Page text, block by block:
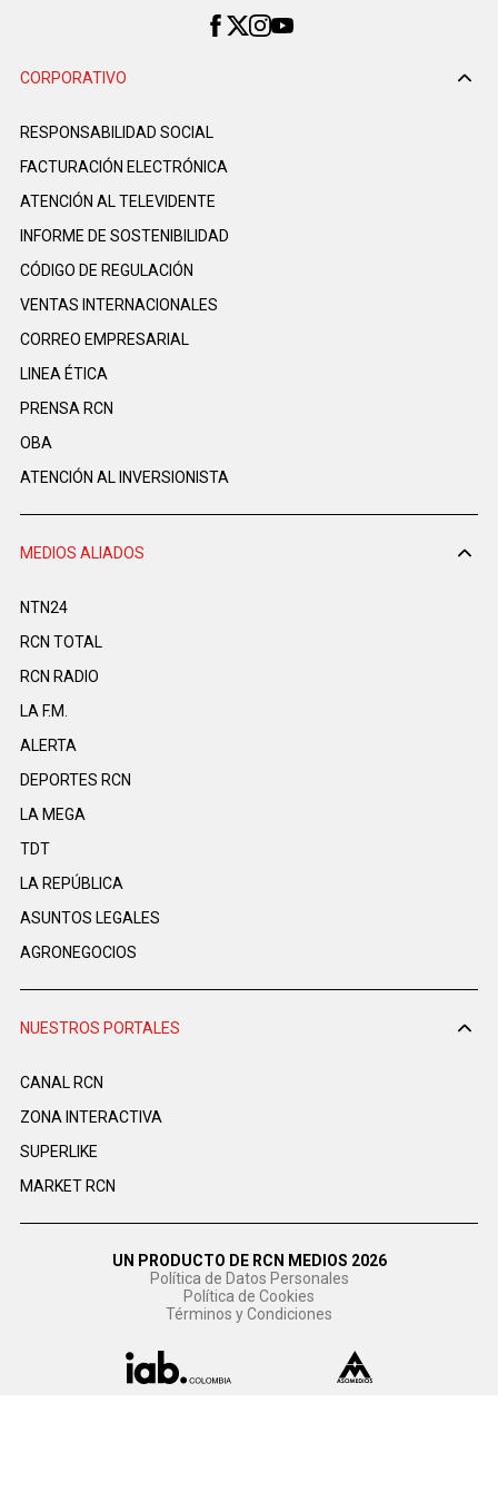
CORPORATIVO
RESPONSABILIDAD SOCIAL
FACTURACIÓN ELECTRÓNICA
ATENCIÓN AL TELEVIDENTE
INFORME DE SOSTENIBILIDAD
CÓDIGO DE REGULACIÓN
VENTAS INTERNACIONALES
CORREO EMPRESARIAL
LINEA ÉTICA
PRENSA RCN
OBA
ATENCIÓN AL INVERSIONISTA
MEDIOS ALIADOS
NTN24
RCN TOTAL
RCN RADIO
LA F.M.
ALERTA
DEPORTES RCN
LA MEGA
TDT
LA REPÚBLICA
ASUNTOS LEGALES
AGRONEGOCIOS
NUESTROS PORTALES
CANAL RCN
ZONA INTERACTIVA
SUPERLIKE
MARKET RCN
UN PRODUCTO DE RCN MEDIOS 2026
Política de Datos Personales
Política de Cookies
Términos y Condiciones